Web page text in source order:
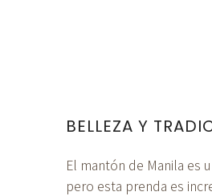
BELLEZA Y
El mantón de Manila es
pero esta prenda es